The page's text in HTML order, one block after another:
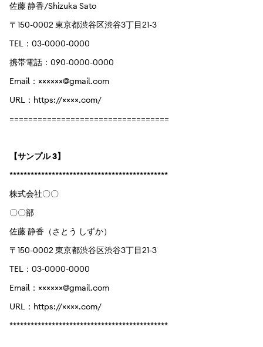
佐藤 静香/Shizuka Sato
〒150-0002 東京都渋谷区渋谷3丁目21-3
TEL：03-0000-0000
携帯電話：090-0000-0000
Email：××××××@gmail.com
URL：https://××××.com/
==================================
【サンプル 3】
*********************************************
株式会社〇〇
〇〇部
佐藤 静香（さとう しずか）
〒150-0002 東京都渋谷区渋谷3丁目21-3
TEL：03-0000-0000
Email：××××××@gmail.com
URL：https://××××.com/
*********************************************